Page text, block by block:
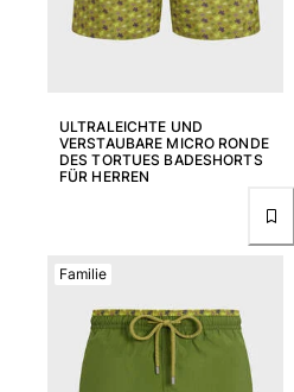
ULTRALEICHTE UND
VERSTAUBARE MICRO RONDE
DES TORTUES BADESHORTS
FÜR HERREN
Familie